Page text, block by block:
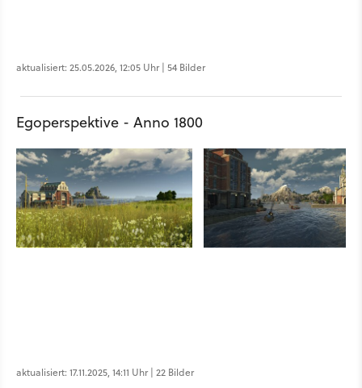
aktualisiert: 25.05.2026, 12:05 Uhr | 54 Bilder
Egoperspektive - Anno 1800
aktualisiert: 17.11.2025, 14:11 Uhr | 22 Bilder